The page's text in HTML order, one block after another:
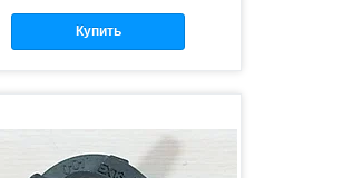
Купить